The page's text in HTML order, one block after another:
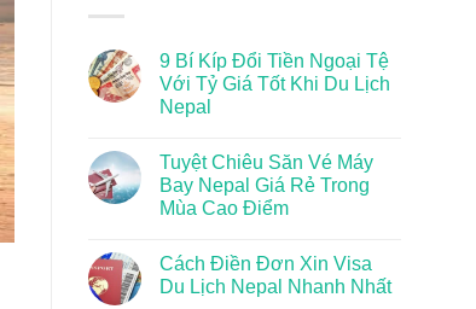
9 Bí Kíp Đổi Tiền Ngoại Tệ
Với Tỷ Giá Tốt Khi Du Lịch
Nepal
Tuyệt Chiêu Săn Vé Máy
Bay Nepal Giá Rẻ Trong
Mùa Cao Điểm
Cách Điền Đơn Xin Visa
Du Lịch Nepal Nhanh Nhất